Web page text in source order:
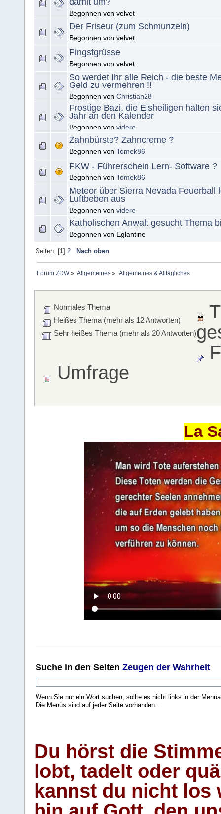
damit um?
Begonnen von velvet
Der Friseur (zum Schmunzeln)
Begonnen von velvet
Pingstgrüsse
Begonnen von velvet
So werdet Ihr alle Reich - die beste
Geld zu vermehren !!
Begonnen von Christian28
Frostige Bazi, die Eisheiligen halten
Jahr an den Kalender
Begonnen von videre
Zahnbürste? Zahncreme ?
Begonnen von Tomek86
PKW - Führerschein Lern- Software ?
Begonnen von Tomek86
Meteor über Sierra Nevada Feuerball
Luftbeben aus
Begonnen von videre
Katholischen Anwalt gesucht Thema
Begonnen von Eglantine
Seiten: [1] 2 Nach oben
Forum ZDW» Allgemeines » Allgemeines & Alltägliches
Normales Thema
Heißes Thema (mehr als 12 Antworten)
Sehr heißes Thema (mehr als 20 Antworten)
Umfrage
La
Suche in den Seiten Zeugen der Wahrheit
Wenn Sie nur ein Wort suchen, sollte es nicht links in der
Die Menüs sind auf jeder Seite vorhanden.
Du hörst die
lobt, tadelt oder
kannst du nicht los